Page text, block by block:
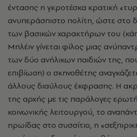
έντασης η γκροτέσκα κρατική
ανυπεράσπιστο πολίτη, ώστε στο
των βασικών χαρακτήρων του
Μπλέιν γίνεται φίλος μιας
των δύο ανήλικων παιδιών της,
επιβίωση) ο σκηνοθέτης
άλλους διαύλους έκφρασης. Η
της αρχής με τις παράλογες
κοινωνικής λειτουργού, το
ηρωίδας στο συσσίτιο, η